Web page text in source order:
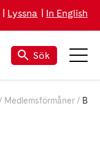
Lyssna In English
Sök
Medlemsförmåner